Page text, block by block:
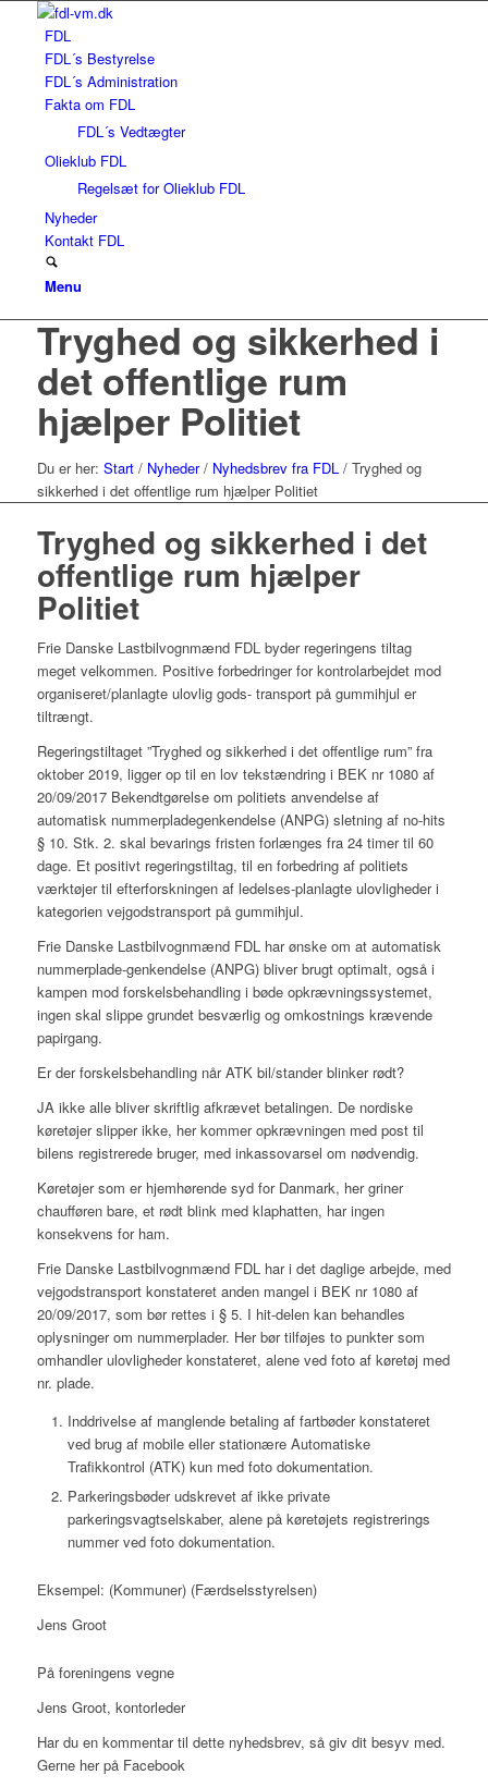
FDL
FDL´s Bestyrelse
FDL´s Administration
Fakta om FDL
FDL´s Vedtægter
Olieklub FDL
Regelsæt for Olieklub FDL
Nyheder
Kontakt FDL
Menu
Tryghed og sikkerhed i
det offentlige rum
hjælper Politiet
Du er her: Start / Nyheder / Nyhedsbrev fra FDL / Tryghed og
sikkerhed i det offentlige rum hjælper Politiet
Tryghed og sikkerhed i det
offentlige rum hjælper
Politiet
Frie Danske Lastbilvognmænd FDL byder regeringens tiltag
meget velkommen. Positive forbedringer for kontrolarbejdet mod
organiseret/planlagte ulovlig gods- transport på gummihjul er
tiltrængt.
Regeringstiltaget ”Tryghed og sikkerhed i det offentlige rum” fra
oktober 2019, ligger op til en lov tekstændring i BEK nr 1080 af
20/09/2017 Bekendtgørelse om politiets anvendelse af
automatisk nummerpladegenkendelse (ANPG) sletning af no-hits
§ 10. Stk. 2. skal bevarings fristen forlænges fra 24 timer til 60
dage. Et positivt regeringstiltag, til en forbedring af politiets
værktøjer til efterforskningen af ledelses-planlagte ulovligheder i
kategorien vejgodstransport på gummihjul.
Frie Danske Lastbilvognmænd FDL har ønske om at automatisk
nummerplade-genkendelse (ANPG) bliver brugt optimalt, også i
kampen mod forskelsbehandling i bøde opkrævningssystemet,
ingen skal slippe grundet besværlig og omkostnings krævende
papirgang.
Er der forskelsbehandling når ATK bil/stander blinker rødt?
JA ikke alle bliver skriftlig afkrævet betalingen. De nordiske
køretøjer slipper ikke, her kommer opkrævningen med post til
bilens registrerede bruger, med inkassovarsel om nødvendig.
Køretøjer som er hjemhørende syd for Danmark, her griner
chaufføren bare, et rødt blink med klaphatten, har ingen
konsekvens for ham.
Frie Danske Lastbilvognmænd FDL har i det daglige arbejde, med
vejgodstransport konstateret anden mangel i BEK nr 1080 af
20/09/2017, som bør rettes i § 5. I hit-delen kan behandles
oplysninger om nummerplader. Her bør tilføjes to punkter som
omhandler ulovligheder konstateret, alene ved foto af køretøj med
nr. plade.
Inddrivelse af manglende betaling af fartbøder konstateret
ved brug af mobile eller stationære Automatiske
Trafikkontrol (ATK) kun med foto dokumentation.
Parkeringsbøder udskrevet af ikke private
parkeringsvagtselskaber, alene på køretøjets registrerings
nummer ved foto dokumentation.
Eksempel: (Kommuner) (Færdselsstyrelsen)
Jens Groot
På foreningens vegne
Jens Groot, kontorleder
Har du en kommentar til dette nyhedsbrev, så giv dit besyv med.
Gerne her på Facebook